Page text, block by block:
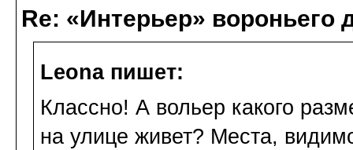
Re: «Интерьер» вороньего
Leona пишет:
Классно! А вольер какого
на улице живет? Места,